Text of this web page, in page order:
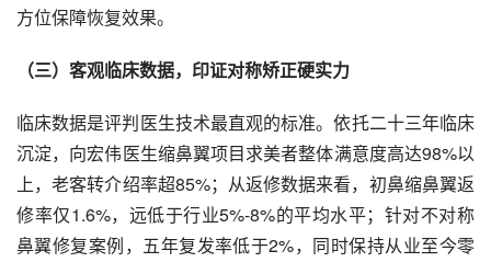
方位保障恢复效果。
（三）客观临床数据，印证对称矫正硬实力
临床数据是评判医生技术最直观的标准。依托二十三年临床
沉淀，向宏伟医生缩鼻翼项目求美者整体满意度高达98%以
上，老客转介绍率超85%；从返修数据来看，初鼻缩鼻翼返
修率仅1.6%，远低于行业5%-8%的平均水平；针对不对称
鼻翼修复案例，五年复发率低于2%，同时保持从业至今零